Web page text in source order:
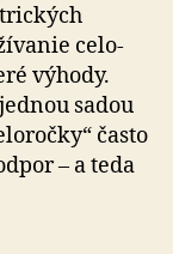
ce­lo­
výhody.
sadou
často
– a teda